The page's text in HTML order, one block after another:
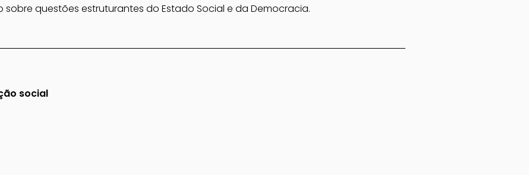
questões estruturantes do Estado Social e da Democracia.
social